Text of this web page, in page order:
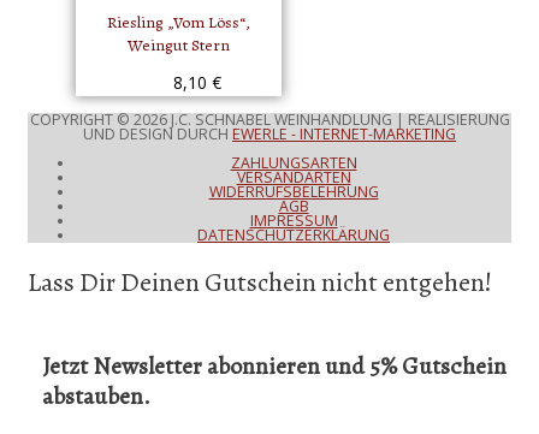
Riesling „Vom Löss“,
Weingut Stern
8,10 €
COPYRIGHT © 2026J.C. SCHNABEL WEINHANDLUNG| REALISIERUNG
UND DESIGN DURCH EWERLE - INTERNET-MARKETING
ZAHLUNGSARTEN
VERSANDARTEN
WIDERRUFSBELEHRUNG
AGB
IMPRESSUM
DATENSCHUTZERKLÄRUNG
Lass Dir Deinen Gutschein nicht entgehen!
Jetzt Newsletter abonnieren und 5% Gutschein
abstauben.